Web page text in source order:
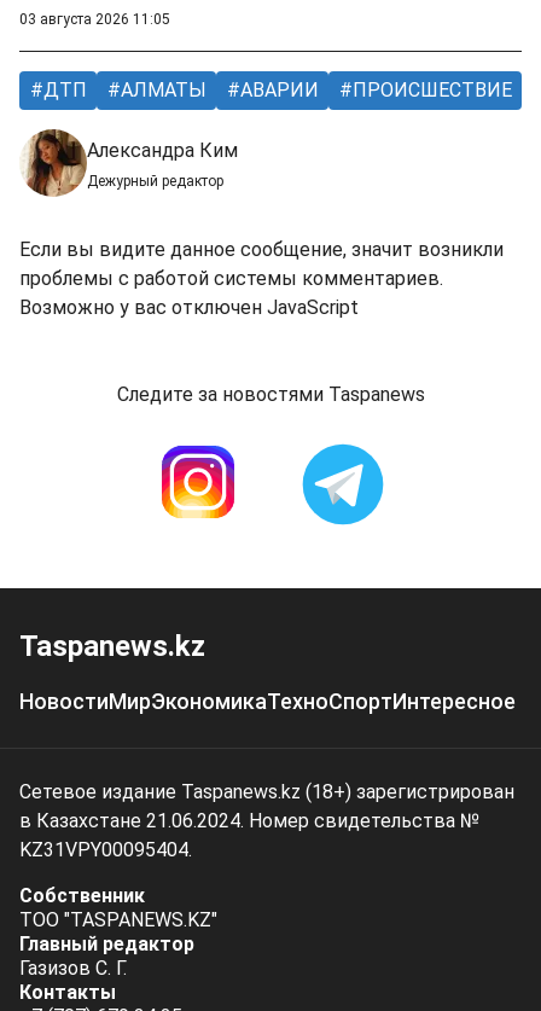
03 августа 2026 11:05
ДТП АЛМАТЫ АВАРИИ ПРОИСШЕСТВИЕ
Александра Ким
Дежурный редактор
Если вы видите данное сообщение, значит возникли
проблемы с работой системы комментариев.
Возможно у вас отключен JavaScript
Следите за новостями Taspanews
Taspanews.kz
НовостиМирЭкономикаТехноСпортИнтересное
Сетевое издание Taspanews.kz (18+) зарегистрирован
в Казахстане 21.06.2024. Номер свидетельства №
KZ31VPY00095404.
Собственник
ТОО "TASPANEWS.KZ"
Главный редактор
Газизов С. Г.
Контакты